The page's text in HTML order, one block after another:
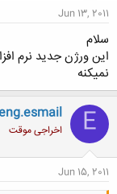
Jun 13, 2011
سلام
این ورژن جدید نرم
نمیکنه
E اخراجی موقت
Jun 15, 2011